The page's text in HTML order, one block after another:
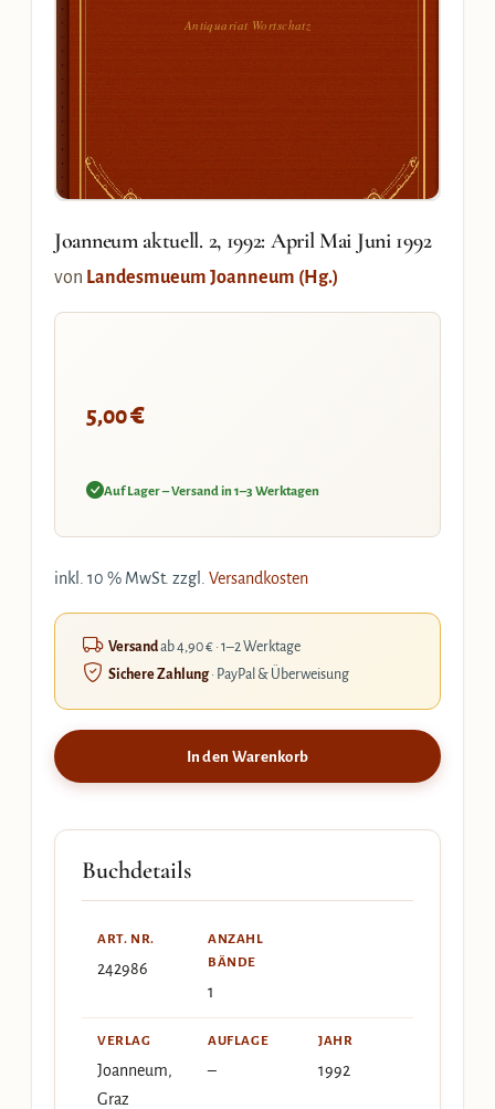
Antiquariat Wortschatz
Joanneum aktuell. 2, 1992: April Mai Juni 1992
von Landesmueum Joanneum (Hg.)
5,00€
Auf Lager – Versand in 1–3 Werktagen
inkl. 10 % MwSt. zzgl. Versandkosten
Versandab 4,90 € · 1–2 Werktage
Sichere Zahlung· PayPal & Überweisung
In den Warenkorb
Buchdetails
ART. NR.
242986
ANZAHL
BÄNDE
1
VERLAG
Joanneum,
Graz
AUFLAGE
–
JAHR
1992